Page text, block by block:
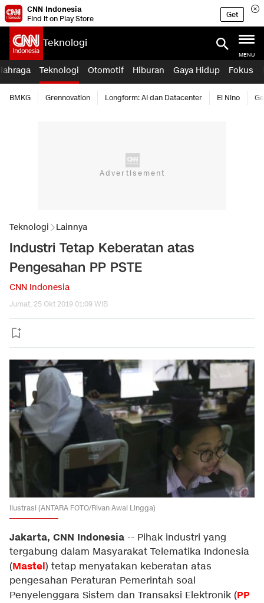
CNN Indonesia
Find it on Play Store
Get
Teknologi
MENU
Teknologi Otomotif Hiburan Gaya Hidup Fokus
BMKG Grennovation Longform: AI dan Datacenter El Nino
Teknologi Lainnya
Industri Tetap Keberatan atas
Pengesahan PP PSTE
CNN Indonesia
Jumat, 25 Okt 2019 01:09 WIB
Ilustrasi (ANTARA FOTO/Rivan Awal Lingga)
Jakarta, CNN Indonesia -- Pihak industri yang
tergabung dalam Masyarakat Telematika Indonesia
(Mastel) tetap menyatakan keberatan atas
pengesahan Peraturan Pemerintah soal
Penyelenggara Sistem dan Transaksi Elektronik (PP